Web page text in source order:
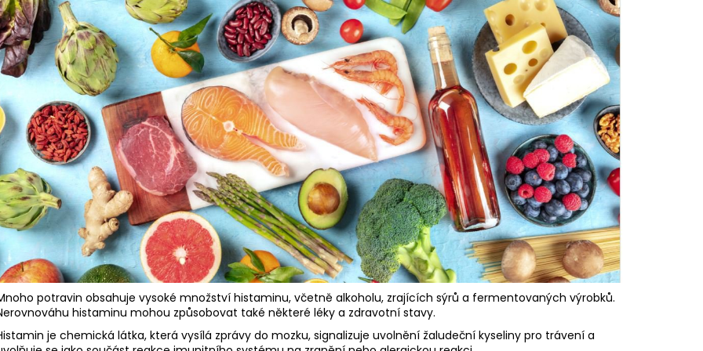
potravin obsahuje vysoké množství histaminu, včetně alkoholu, zrajících sýrů a fermentovaných výrobků.
histaminu mohou způsobovat také některé léky a zdravotní stavy.
je chemická látka, která vysílá zprávy do mozku, signalizuje uvolnění žaludeční kyseliny pro trávení a